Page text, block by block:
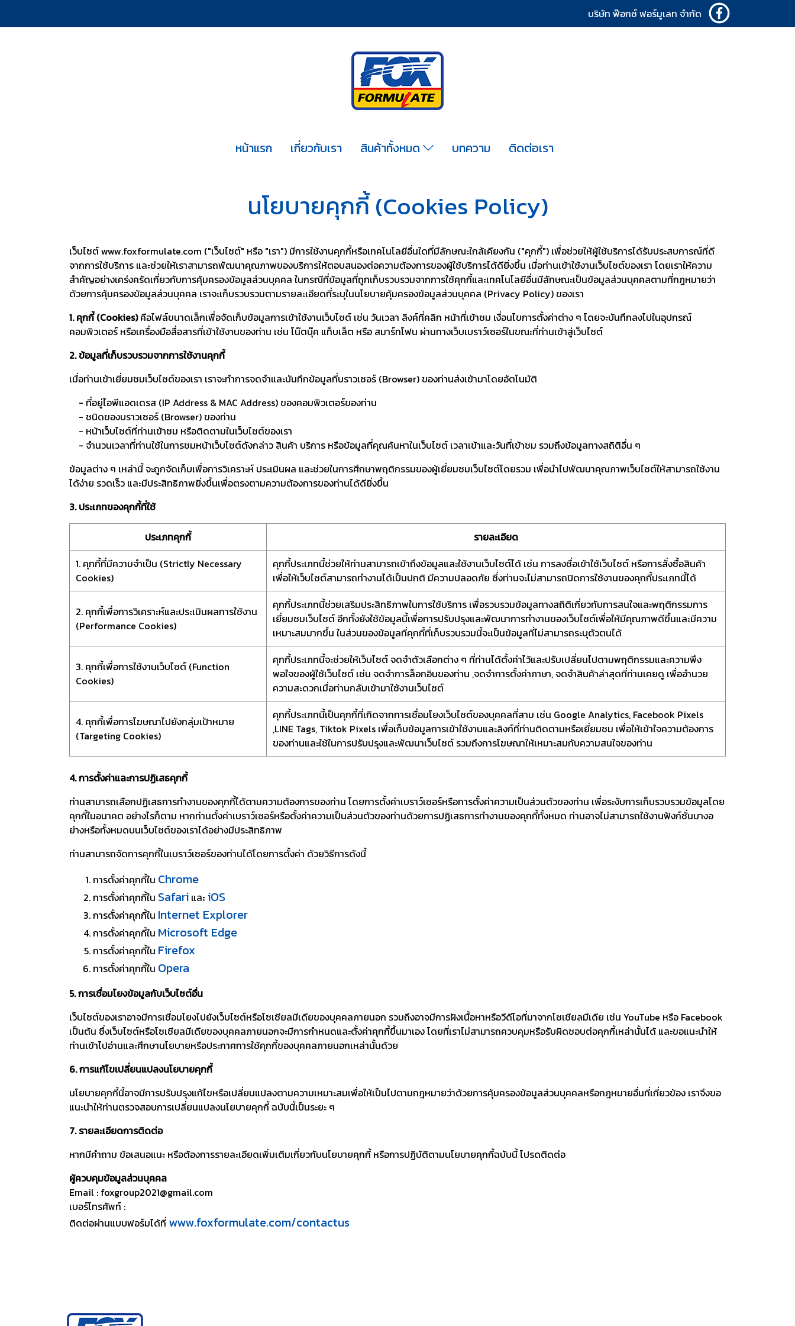
บริษัท ฟ๊อกซ์ ฟอร์มูเลท จำกัด
หน้าแรก เกี่ยวกับเรา สินค้าทั้งหมด บทความ ติดต่อเรา
นโยบายคุกกี้ (Cookies Policy)
เว็บไซต์ www.foxformulate.com ("เว็บไซต์" หรือ "เรา") มีการใช้งานคุกกี้หรือเทคโนโลยีอื่นใดที่มีลักษณะใกล้เคียงกัน ("คุกกี้") เพื่อช่วยให้ผู้ใช้บริการได้รับประสบการณ์ที่ดี
จากการใช้บริการ และช่วยให้เราสามารถพัฒนาคุณภาพของบริการให้ตอบสนองต่อความต้องการของผู้ใช้บริการได้ดียิ่งขึ้น เมื่อท่านเข้าใช้งานเว็บไซต์ของเรา โดยเราให้ความ
สำคัญอย่างเคร่งครัดเกี่ยวกับการคุ้มครองข้อมูลส่วนบุคคล ในกรณีที่ข้อมูลที่ถูกเก็บรวบรวมจากการใช้คุกกี้และเทคโนโลยีอื่นมีลักษณะเป็นข้อมูลส่วนบุคคลตามที่กฎหมายว่า
ด้วยการคุ้มครองข้อมูลส่วนบุคคล เราจะเก็บรวบรวมตามรายละเอียดที่ระบุในนโยบายคุ้มครองข้อมูลส่วนบุคคล (Privacy Policy) ของเรา
1. คุกกี้ (Cookies)คือไฟล์ขนาดเล็กเพื่อจัดเก็บข้อมูลการเข้าใช้งานเว็บไซต์ เช่น วันเวลา ลิงค์ที่คลิก หน้าที่เข้าชม เงื่อนไขการตั้งค่าต่าง ๆ โดยจะบันทึกลงไปในอุปกรณ์
คอมพิวเตอร์ หรือเครื่องมือสื่อสารที่เข้าใช้งานของท่าน เช่น โน๊ตบุ๊ค แท็บเล็ต หรือ สมาร์ทโฟน ผ่านทางเว็บเบราว์เซอร์ในขณะที่ท่านเข้าสู่เว็บไซต์
2. ข้อมูลที่เก็บรวบรวมจากการใช้งานคุกกี้
เมื่อท่านเข้าเยี่ยมชมเว็บไซต์ของเรา เราจะทำการจดจำและบันทึกข้อมูลที่บราวเซอร์ (Browser) ของท่านส่งเข้ามาโดยอัตโนมัติ
- ที่อยู่ไอพีแอดเดรส (IP Address & MAC Address) ของคอมพิวเตอร์ของท่าน
- ชนิดของบราวเซอร์ (Browser) ของท่าน
- หน้าเว็บไซต์ที่ท่านเข้าชม หรือติดตามในเว็บไซต์ของเรา
- จำนวนเวลาที่ท่านใช้ในการชมหน้าเว็บไซต์ดังกล่าว สินค้า บริการ หรือข้อมูลที่คุณค้นหาในเว็บไซต์ เวลาเข้าและวันที่เข้าชม รวมถึงข้อมูลทางสถิติอื่น ๆ
ข้อมูลต่าง ๆ เหล่านี้ จะถูกจัดเก็บเพื่อการวิเคราะห์ ประเมินผล และช่วยในการศึกษาพฤติกรรมของผู้เยี่ยมชมเว็บไซต์โดยรวม เพื่อนำไปพัฒนาคุณภาพเว็บไซต์ให้สามารถใช้งาน
ได้ง่าย รวดเร็ว และมีประสิทธิภาพยิ่งขึ้นเพื่อตรงตามความต้องการของท่านได้ดียิ่งขึ้น
3. ประเภทของคุกกี้ที่ใช้
ประเภทคุกกี้
รายละเอียด
1. คุกกี้ที่มีความจำเป็น (Strictly Necessary
Cookies)
คุกกี้ประเภทนี้ช่วยให้ท่านสามารถเข้าถึงข้อมูลและใช้งานเว็บไซต์ได้ เช่น การลงชื่อเข้าใช้เว็บไซต์ หรือการสั่งซื้อสินค้า
เพื่อให้เว็บไซต์สามารถทำงานได้เป็นปกติ มีความปลอดภัย ซึ่งท่านจะไม่สามารถปิดการใช้งานของคุกกี้ประเภทนี้ได้
2. คุกกี้เพื่อการวิเคราะห์และประเมินผลการใช้งาน
(Performance Cookies)
คุกกี้ประเภทนี้ช่วยเสริมประสิทธิภาพในการใช้บริการ เพื่อรวบรวมข้อมูลทางสถิติเกี่ยวกับการสนใจและพฤติกรรมการ
เยี่ยมชมเว็บไซต์ อีกทั้งยังใช้ข้อมูลนี้เพื่อการปรับปรุงและพัฒนาการทำงานของเว็บไซต์เพื่อให้มีคุณภาพดีขึ้นและมีความ
เหมาะสมมากขึ้น ในส่วนของข้อมูลที่คุกกี้ที่เก็บรวบรวมนี้จะเป็นข้อมูลที่ไม่สามารถระบุตัวตนได้
3. คุกกี้เพื่อการใช้งานเว็บไซต์ (Function
Cookies)
คุกกี้ประเภทนี้จะช่วยให้เว็บไซต์ จดจำตัวเลือกต่าง ๆ ที่ท่านได้ตั้งค่าไว้และปรับเปลี่ยนไปตามพฤติกรรมและความพึง
พอใจของผู้ใช้เว็บไซต์ เช่น จดจำการล็อกอินของท่าน ,จดจำการตั้งค่าภาษา, จดจำสินค้าล่าสุดที่ท่านเคยดู เพื่ออำนวย
ความสะดวกเมื่อท่านกลับเข้ามาใช้งานเว็บไซต์
4. คุกกี้เพื่อการโฆษณาไปยังกลุ่มเป้าหมาย
(Targeting Cookies)
คุกกี้ประเภทนี้เป็นคุกกี้ที่เกิดจากการเชื่อมโยงเว็บไซต์ของบุคคลที่สาม เช่น Google Analytics, Facebook Pixels
,LINE Tags, Tiktok Pixels เพื่อเก็บข้อมูลการเข้าใช้งานและลิงก์ที่ท่านติดตามหรือเยี่ยมชม เพื่อให้เข้าใจความต้องการ
ของท่านและใช้ในการปรับปรุงและพัฒนาเว็บไซต์ รวมถึงการโฆษณาให้เหมาะสมกับความสนใจของท่าน
4. การตั้งค่าและการปฏิเสธคุกกี้
ท่านสามารถเลือกปฏิเสธการทำงานของคุกกี้ได้ตามความต้องการของท่าน โดยการตั้งค่าเบราว์เซอร์หรือการตั้งค่าความเป็นส่วนตัวของท่าน เพื่อระงับการเก็บรวบรวมข้อมูลโดย
คุกกี้ในอนาคต อย่างไรก็ตาม หากท่านตั้งค่าเบราว์เซอร์หรือตั้งค่าความเป็นส่วนตัวของท่านด้วยการปฏิเสธการทำงานของคุกกี้ทั้งหมด ท่านอาจไม่สามารถใช้งานฟังก์ชั่นบางอ
ย่างหรือทั้งหมดบนเว็บไซต์ของเราได้อย่างมีประสิทธิภาพ
ท่านสามารถจัดการคุกกี้ในเบราว์เซอร์ของท่านได้โดยการตั้งค่า ด้วยวิธีการดังนี้
การตั้งค่าคุกกี้ใน Chrome
การตั้งค่าคุกกี้ใน Safari และiOS
การตั้งค่าคุกกี้ใน Internet Explorer
การตั้งค่าคุกกี้ใน Microsoft Edge
การตั้งค่าคุกกี้ใน Firefox
การตั้งค่าคุกกี้ใน Opera
5. การเชื่อมโยงข้อมูลกับเว็บไซต์อื่น
เว็บไซต์ของเราอาจมีการเชื่อมโยงไปยังเว็บไซต์หรือโซเชียลมีเดียของบุคคลภายนอก รวมถึงอาจมีการฝังเนื้อหาหรือวีดีโอที่มาจากโซเชียลมีเดีย เช่น YouTube หรือ Facebook
เป็นต้น ซึ่งเว็บไซต์หรือโซเชียลมีเดียของบุคคลภายนอกจะมีการกำหนดและตั้งค่าคุกกี้ขึ้นมาเอง โดยที่เราไม่สามารถควบคุมหรือรับผิดชอบต่อคุกกี้เหล่านั้นได้ และขอแนะนำให้
ท่านเข้าไปอ่านและศึกษานโยบายหรือประกาศการใช้คุกกี้ของบุคคลภายนอกเหล่านั้นด้วย
6. การแก้ไขเปลี่ยนแปลงนโยบายคุกกี้
นโยบายคุกกี้นี้อาจมีการปรับปรุงแก้ไขหรือเปลี่ยนแปลงตามความเหมาะสมเพื่อให้เป็นไปตามกฎหมายว่าด้วยการคุ้มครองข้อมูลส่วนบุคคลหรือกฎหมายอื่นที่เกี่ยวข้อง เราจึงขอ
แนะนำให้ท่านตรวจสอบการเปลี่ยนแปลงนโยบายคุกกี้ ฉบับนี้เป็นระยะ ๆ
7. รายละเอียดการติดต่อ
หากมีคำถาม ข้อเสนอแนะ หรือต้องการรายละเอียดเพิ่มเติมเกี่ยวกับนโยบายคุกกี้ หรือการปฏิบัติตามนโยบายคุกกี้ฉบับนี้ โปรดติดต่อ
ผู้ควบคุมข้อมูลส่วนบุคคล
Email : foxgroup2021@gmail.com
เบอร์โทรศัพท์ :
ติดต่อผ่านแบบฟอร์มได้ที่ www.foxformulate.com/contactus